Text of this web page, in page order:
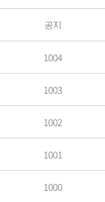
공지
1004
1003
1002
1001
1000